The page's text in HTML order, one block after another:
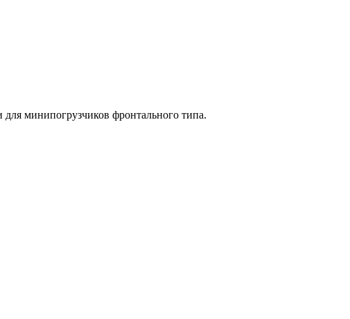
минипогрузчиков фронтального типа.